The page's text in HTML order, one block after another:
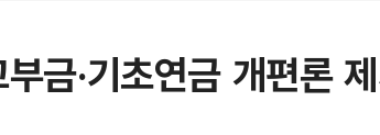
금·기초연금 개편론